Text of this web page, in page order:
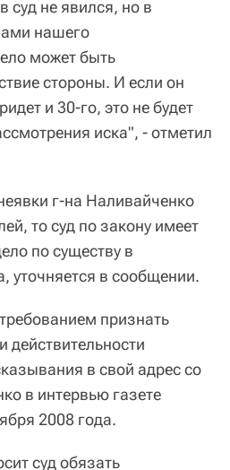
суд не явился, но в
нашего
может быть
стороны. И если он
и 30-го, это не будет
иска", - отметил
г-на Наливайченко
то суд по закону имеет
по существу в
уточняется в сообщении.
признать
действительности
в свой адрес со
в интервью газете
2008 года.
суд обязать